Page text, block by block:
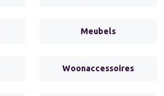
Meubels
Woonaccessoires